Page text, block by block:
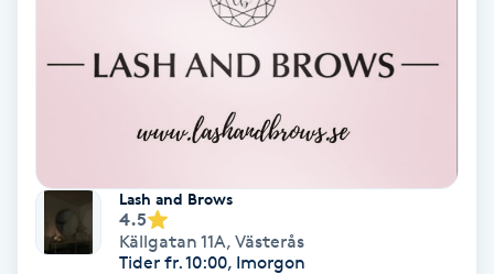
Sockring
Lash and Brows
4.5
Källgatan 11A, Västerås
Tider fr. 10:00, Imorgon